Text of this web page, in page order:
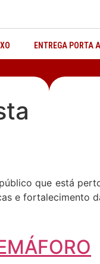
ENTREGA PORTA
que está
e fortalecimento